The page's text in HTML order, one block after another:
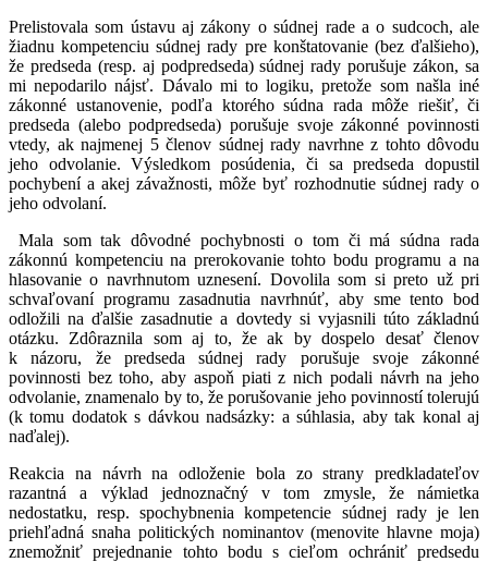
Prelistovala som ústavu aj zákony o súdnej rade a o sudcoch, ale
žiadnu kompetenciu súdnej rady pre konštatovanie (bez ďalšieho),
že predseda (resp. aj podpredseda) súdnej rady porušuje zákon, sa
mi nepodarilo nájsť. Dávalo mi to logiku, pretože som našla iné
zákonné ustanovenie, podľa ktorého súdna rada môže riešiť, či
predseda (alebo podpredseda) porušuje svoje zákonné povinnosti
vtedy, ak najmenej 5 členov súdnej rady navrhne z tohto dôvodu
jeho odvolanie. Výsledkom posúdenia, či sa predseda dopustil
pochybení a akej závažnosti, môže byť rozhodnutie súdnej rady o
jeho odvolaní.
Mala som tak dôvodné pochybnosti o tom či má súdna rada
zákonnú kompetenciu na prerokovanie tohto bodu programu a na
hlasovanie o navrhnutom uznesení. Dovolila som si preto už pri
schvaľovaní programu zasadnutia navrhnúť, aby sme tento bod
odložili na ďalšie zasadnutie a dovtedy si vyjasnili túto základnú
otázku. Zdôraznila som aj to, že ak by dospelo desať členov
k názoru, že predseda súdnej rady porušuje svoje zákonné
povinnosti bez toho, aby aspoň piati z nich podali návrh na jeho
odvolanie, znamenalo by to, že porušovanie jeho povinností tolerujú
(k tomu dodatok s dávkou nadsázky: a súhlasia, aby tak konal aj
naďalej).
Reakcia na návrh na odloženie bola zo strany predkladateľov
razantná a výklad jednoznačný v tom zmysle, že námietka
nedostatku, resp. spochybnenia kompetencie súdnej rady je len
priehľadná snaha politických nominantov (menovite hlavne moja)
znemožniť prejednanie tohto bodu s cieľom ochrániť predsedu